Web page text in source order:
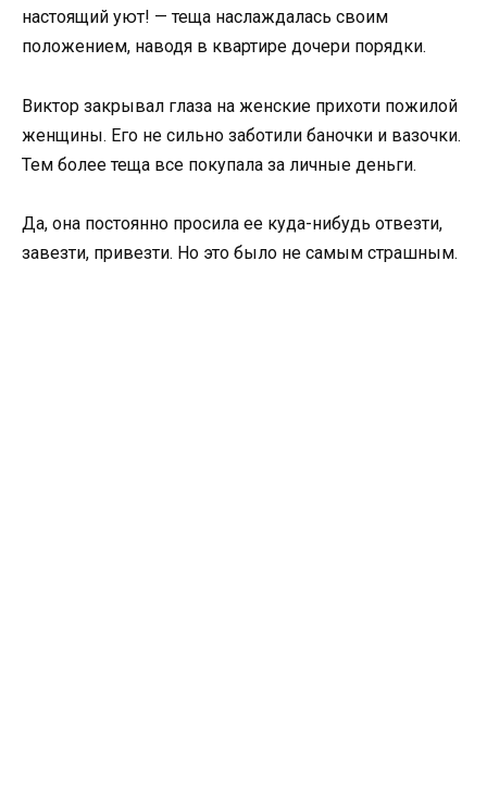
настоящий уют! — теща наслаждалась своим
положением, наводя в квартире дочери порядки.
Виктор закрывал глаза на женские прихоти пожилой
женщины. Его не сильно заботили баночки и вазочки.
Тем более теща все покупала за личные деньги.
Да, она постоянно просила ее куда-нибудь отвезти,
завезти, привезти. Но это было не самым страшным.